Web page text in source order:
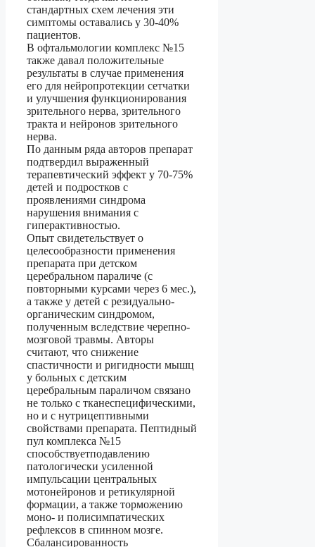
стандартных схем лечения эти
симптомы оставались у 30-40%
пациентов.
В офтальмологии комплекс №15
также давал положительные
результаты в случае применения
его для нейропротекции сетчатки
и улучшения функционирования
зрительного нерва, зрительного
тракта и нейронов зрительного
нерва.
По данным ряда авторов препарат
подтвердил выраженный
терапевтический эффект у 70-75%
детей и подростков с
проявлениями синдрома
нарушения внимания с
гиперактивностью.
Опыт свидетельствует о
целесообразности применения
препарата при детском
церебральном параличе (с
повторными курсами через 6 мес.),
а также у детей с резидуально-
органическим синдромом,
полученным вследствие черепно-
мозговой травмы. Авторы
считают, что снижение
спастичности и ригидности мышц
у больных с детским
церебральным параличом связано
не только с тканеспецифическими,
но и с нутрицептивными
свойствами препарата. Пептидный
пул комплекса №15
способствуетподавлению
патологически усиленной
импульсации центральных
мотонейронов и ретикулярной
формации, а также торможению
моно- и полисимпатических
рефлексов в спинном мозге.
Сбалансированность